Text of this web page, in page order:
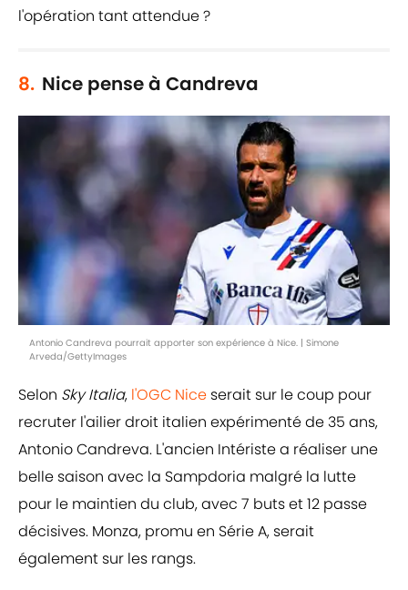
l'opération tant attendue ?
8. Nice pense à Candreva
Antonio Candreva pourrait apporter son expérience à Nice. | Simone
Arveda/GettyImages
Selon Sky Italia, l'OGC Nice serait sur le coup pour
recruter l'ailier droit italien expérimenté de 35 ans,
Antonio Candreva. L'ancien Intériste a réaliser une
belle saison avec la Sampdoria malgré la lutte
pour le maintien du club, avec 7 buts et 12 passe
décisives. Monza, promu en Série A, serait
également sur les rangs.